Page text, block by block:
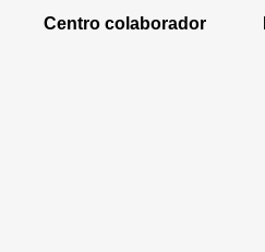
Centro colaborador